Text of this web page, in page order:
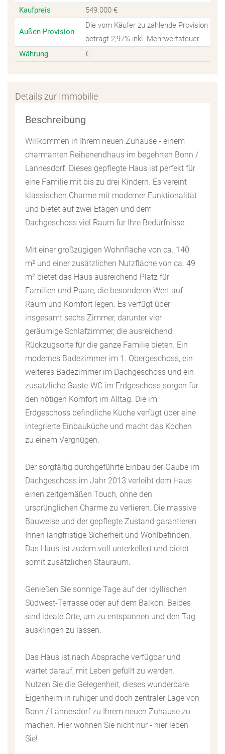
Kaufpreis
549.000 €
Außen-Provision
Die vom Käufer zu zahlende Provision
beträgt 2,97% inkl. Mehrwertsteuer.
Währung
€
Details zur Immobilie
Beschreibung
Willkommen in Ihrem neuen Zuhause - einem
charmanten Reihenendhaus im begehrten Bonn /
Lannesdorf. Dieses gepflegte Haus ist perfekt für
eine Familie mit bis zu drei Kindern. Es vereint
klassischen Charme mit moderner Funktionalität
und bietet auf zwei Etagen und dem
Dachgeschoss viel Raum für Ihre Bedürfnisse.
Mit einer großzügigen Wohnfläche von ca. 140
m² und einer zusätzlichen Nutzfläche von ca. 49
m² bietet das Haus ausreichend Platz für
Familien und Paare, die besonderen Wert auf
Raum und Komfort legen. Es verfügt über
insgesamt sechs Zimmer, darunter vier
geräumige Schlafzimmer, die ausreichend
Rückzugsorte für die ganze Familie bieten. Ein
modernes Badezimmer im 1. Obergeschoss, ein
weiteres Badezimmer im Dachgeschoss und ein
zusätzliche Gäste-WC im Erdgeschoss sorgen für
den nötigen Komfort im Alltag. Die im
Erdgeschoss befindliche Küche verfügt über eine
integrierte Einbauküche und macht das Kochen
zu einem Vergnügen.
Der sorgfältig durchgeführte Einbau der Gaube im
Dachgeschoss im Jahr 2013 verleiht dem Haus
einen zeitgemäßen Touch, ohne den
ursprünglichen Charme zu verlieren. Die massive
Bauweise und der gepflegte Zustand garantieren
Ihnen langfristige Sicherheit und Wohlbefinden.
Das Haus ist zudem voll unterkellert und bietet
somit zusätzlichen Stauraum.
Genießen Sie sonnige Tage auf der idyllischen
Südwest-Terrasse oder auf dem Balkon. Beides
sind ideale Orte, um zu entspannen und den Tag
ausklingen zu lassen.
Das Haus ist nach Absprache verfügbar und
wartet darauf, mit Leben gefüllt zu werden.
Nutzen Sie die Gelegenheit, dieses wunderbare
Eigenheim in ruhiger und doch zentraler Lage von
Bonn / Lannesdorf zu Ihrem neuen Zuhause zu
machen. Hier wohnen Sie nicht nur - hier leben
Sie!